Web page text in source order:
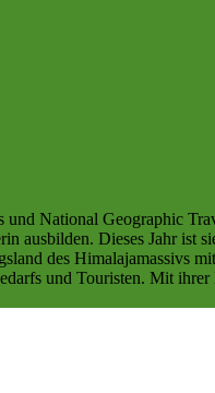
National Geographic
ausbilden. Dieses Jahr ist
des Himalajamassivs
und Touristen. Mit